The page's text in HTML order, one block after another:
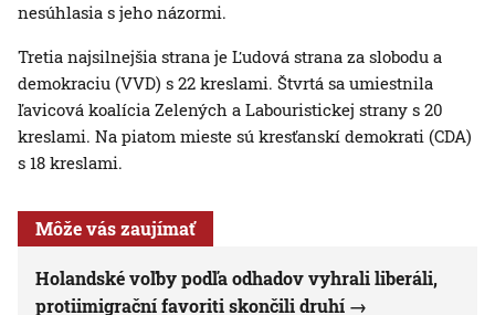
nesúhlasia s jeho názormi.
Tretia najsilnejšia strana je Ľudová strana za slobodu a
demokraciu (VVD) s 22 kreslami. Štvrtá sa umiestnila
ľavicová koalícia Zelených a Labouristickej strany s 20
kreslami. Na piatom mieste sú kresťanskí demokrati (CDA)
s 18 kreslami.
Môže vás zaujímať
Holandské voľby podľa odhadov vyhrali liberáli,
protiimigrační favoriti skončili druhí